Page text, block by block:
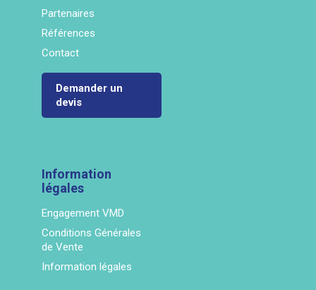
Partenaires
Références
Contact
Demander un
devis
Information
légales
Engagement VMD
Conditions Générales
de Vente
Information légales